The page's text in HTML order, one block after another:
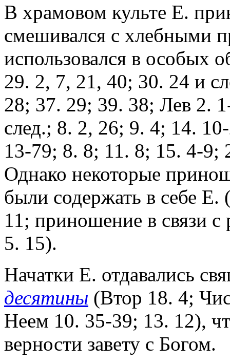
В храмовом культе Е.
смешивался с хлебными
использовался в особых
29. 2, 7, 21, 40; 30. 24 и
28; 37. 29; 39. 38; Лев 2.
след.; 8. 2, 26; 9. 4; 14.
13-79; 8. 8; 11. 8; 15. 4-9;
Однако некоторые
были содержать в себе Е.
11; приношение в связи
5. 15).
Начатки Е. отдавались
десятины (Втор 18. 4;
Неем 10. 35-39; 13. 12),
верности завету с Богом.